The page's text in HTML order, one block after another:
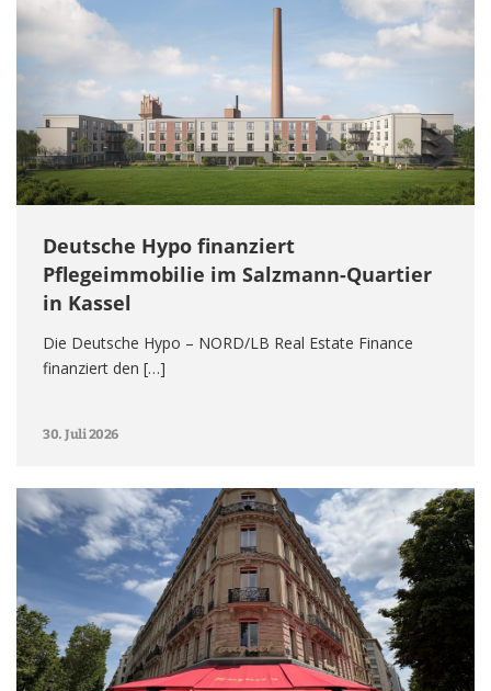
Deutsche Hypo finanziert
Pflegeimmobilie im Salzmann-Quartier
in Kassel
Die Deutsche Hypo – NORD/LB Real Estate Finance
finanziert den […]
30. Juli 2026